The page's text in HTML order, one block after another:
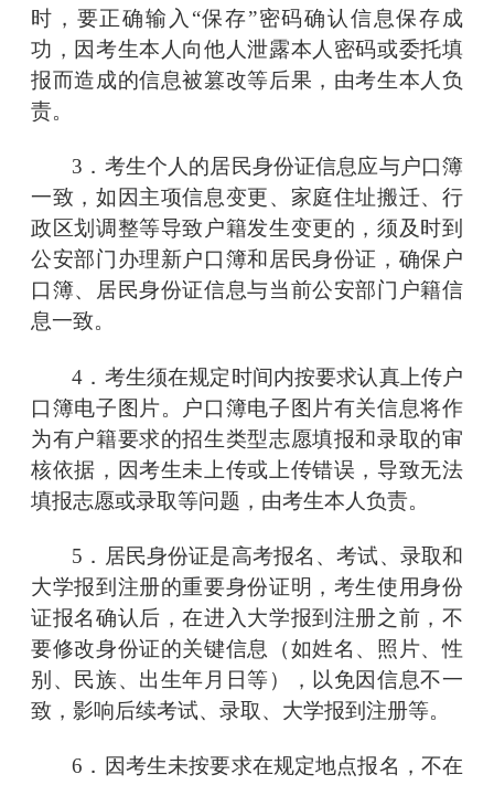
时，要正确输入“保存”密码确认信息保存成
功，因考生本人向他人泄露本人密码或委托填
报而造成的信息被篡改等后果，由考生本人负
责。
3．考生个人的居民身份证信息应与户口簿
一致，如因主项信息变更、家庭住址搬迁、行
政区划调整等导致户籍发生变更的，须及时到
公安部门办理新户口簿和居民身份证，确保户
口簿、居民身份证信息与当前公安部门户籍信
息一致。
4．考生须在规定时间内按要求认真上传户
口簿电子图片。户口簿电子图片有关信息将作
为有户籍要求的招生类型志愿填报和录取的审
核依据，因考生未上传或上传错误，导致无法
填报志愿或录取等问题，由考生本人负责。
5．居民身份证是高考报名、考试、录取和
大学报到注册的重要身份证明，考生使用身份
证报名确认后，在进入大学报到注册之前，不
要修改身份证的关键信息（如姓名、照片、性
别、民族、出生年月日等），以免因信息不一
致，影响后续考试、录取、大学报到注册等。
6．因考生未按要求在规定地点报名，不在